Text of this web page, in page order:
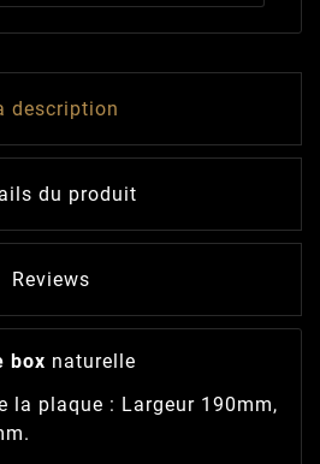
description
du produit
Reviews
box naturelle
la plaque : Largeur 190mm,